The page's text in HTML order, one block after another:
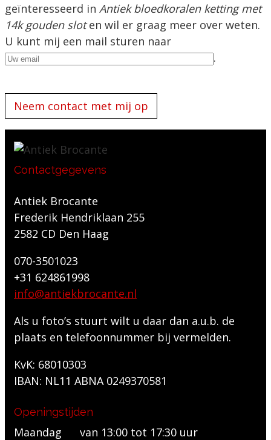
geïnteresseerd in Antiek bloedkoralen ketting met
14k gouden sloten wil er graag meer over weten.
U kunt mij een mail sturen naar
.
Contactgegevens
Antiek Brocante
Frederik Hendriklaan 255
2582 CD Den Haag
070-3501023
+31 624861998
info@antiekbrocante.nl
Als u foto’s stuurt wilt u daar dan a.u.b. de
plaats en telefoonnummer bij vermelden.
KvK: 68010303
IBAN: NL11 ABNA 0249370581
Openingstijden
Maandag van 13:00 tot 17:30 uur